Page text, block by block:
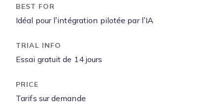
Idéal pour l’intégration pilotée par l’IA
Essai gratuit de 14 jours
Tarifs sur demande